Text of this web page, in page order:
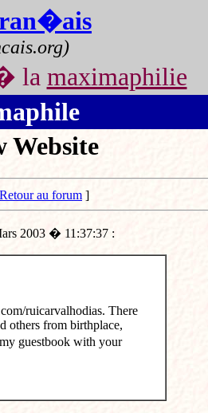
la maximaphilie
Website
Retour au forum]
2003 � 11:37:37 :
ruicarvalhodias. There
others from birthplace,
guestbook with your